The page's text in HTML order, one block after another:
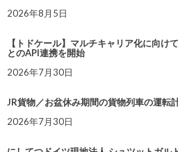
2026年8月5日
【トドケール】マルチキャリア化に向
とのAPI連携を開始
2026年7月30日
JR貨物／お盆休み期間の貨物列車の運転
2026年7月30日